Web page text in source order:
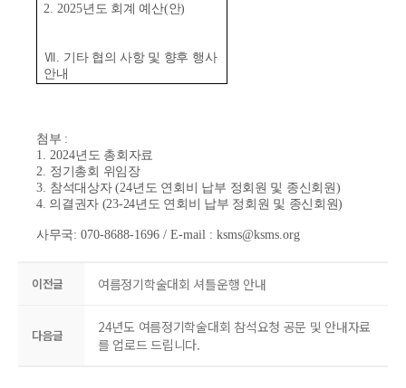
2. 2025년도 회계 예산(안)
Ⅶ . 기타 협의 사항 및 향후 행사
안내
첨부 :
1. 2024년도 총회자료
2. 정기총회 위임장
3. 참석대상자(24년도 연회비 납부 정회원 및 종신회원)
4. 의결권자 (23-24년도 연회비 납부 정회원 및 종신회원)
사무국: 070-8688-1696 / E-mail : ksms@ksms.org
이전글 여름정기학술대회 셔틀운행 안내
다음글
24년도 여름정기학술대회 참석요청 공문 및 안내자료
를 업로드 드립니다.